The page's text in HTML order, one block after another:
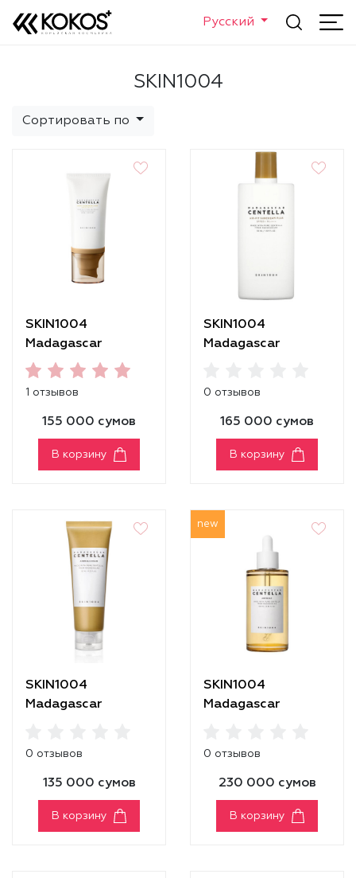
Русский
SKIN1004
Сортировать по
SKIN1004
Madagascar
Centella Air-Fit
Suncream Light
1 отзывов
155 000 сумов
В корзину
SKIN1004
Madagascar
0 отзывов
165 000 сумов
В корзину
SKIN1004
Madagascar
0 отзывов
135 000 сумов
В корзину
new
SKIN1004
Madagascar
0 отзывов
230 000 сумов
В корзину